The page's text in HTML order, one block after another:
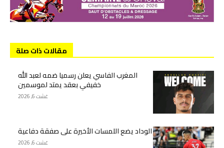
مقالات ذات صلة
المغرب الفاسي يعلن رسميا ضمه لعبد الله
خفيفي بعقد يمتد لموسمين
غشت 6, 2026
الوداد يضع اللمسات الأخيرة على صفقة دفاعية
غشت 6, 2026